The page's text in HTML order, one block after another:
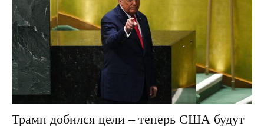
Трамп добился цели – теперь США будут